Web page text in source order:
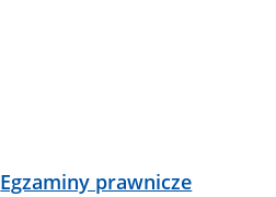
Egzaminy prawnicze